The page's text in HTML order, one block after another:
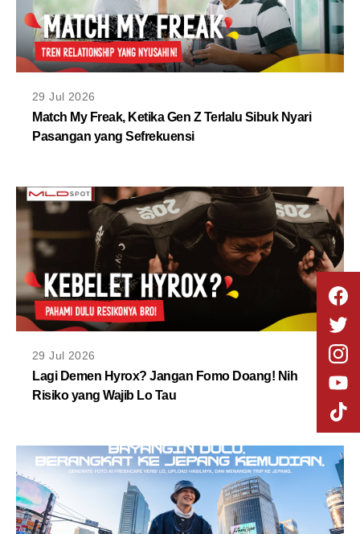
29 Jul 2026
Match My Freak, Ketika Gen Z Terlalu Sibuk Nyari
Pasangan yang Sefrekuensi
29 Jul 2026
Lagi Demen Hyrox? Jangan Fomo Doang! Nih
Risiko yang Wajib Lo Tau